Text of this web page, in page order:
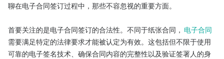
聊在电子合同签订过程中，那些不容忽视的重要方面。
首要关注的是电子合同签订的合法性。不同于纸张合同， 电子合同
需要满足特定的法律要求才能被认定为有效。这包括但不限于使用
可靠的电子签名技术、确保合同内容的完整性以及验证签署人的身